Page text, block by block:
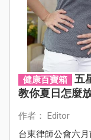
健康百寶箱
五
教你夏日怎麼
作者： Editor
台東律師公會六